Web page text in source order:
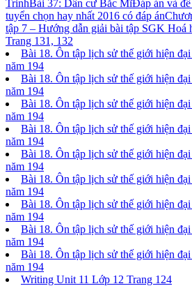
TrinhBài 37: Dân cư Bắc MĩĐáp án và
tuyển chọn hay nhất 2016 có đáp án
tập 7 – Hướng dẫn giải bài tập SGK Hoá
Trang 131, 132
Bài 18. Ôn tập lịch sử thế giới hiện
năm 194
Bài 18. Ôn tập lịch sử thế giới hiện
năm 194
Bài 18. Ôn tập lịch sử thế giới hiện
năm 194
Bài 18. Ôn tập lịch sử thế giới hiện
năm 194
Bài 18. Ôn tập lịch sử thế giới hiện
năm 194
Bài 18. Ôn tập lịch sử thế giới hiện
năm 194
Bài 18. Ôn tập lịch sử thế giới hiện
năm 194
Bài 18. Ôn tập lịch sử thế giới hiện
năm 194
Bài 18. Ôn tập lịch sử thế giới hiện
năm 194
Writing Unit 11 Lớp 12 Trang 124